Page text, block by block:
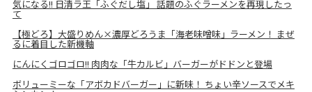
気になる!! 日清ラ王「ふぐだし塩」 話題のふぐラーメンを再現したっ
て
【極どろ】大盛りめん×濃厚どろうま「海老味噌味」ラーメン！ まぜ
るに着目した新機軸
にんにくゴロゴロ!! 肉肉な「牛カルビ」バーガーがドドンと登場
ボリューミーな「アボカドバーガー」に新味！ ちょい辛ソースでメキ